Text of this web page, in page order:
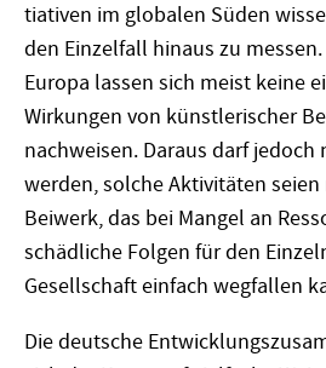
tiativen im globalen Süden
den Einzelfall hinaus zu
Europa lassen sich meist keine
Wirkungen von künstlerischer
nachweisen. Daraus darf jedoch
werden, solche Aktivitäten seien
Beiwerk, das bei Mangel an
schädliche Folgen für den
Gesellschaft einfach wegfallen
Die deutsche